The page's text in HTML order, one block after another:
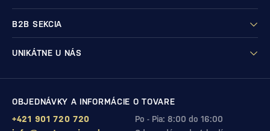
B2B SEKCIA
UNIKÁTNE U NÁS
OBJEDNÁVKY A INFORMÁCIE O TOVARE
Po - Pia: 8:00 do 16:00
+421 901 720 720